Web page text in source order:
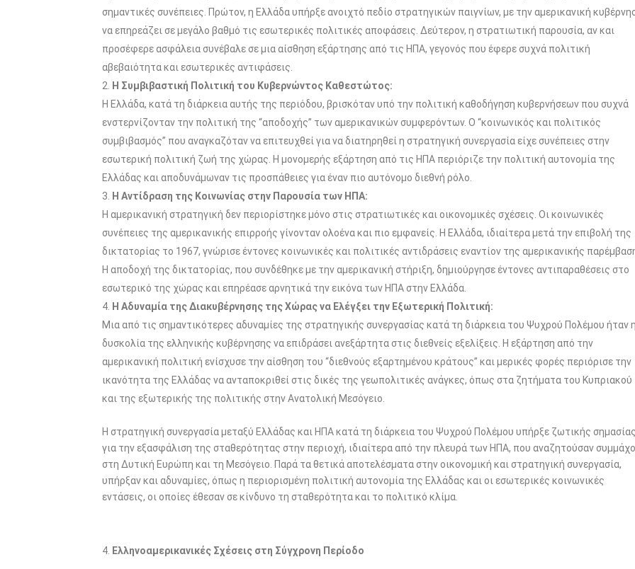
σημαντικές συνέπειες. Πρώτον, η Ελλάδα υπήρξε ανοιχτό πεδίο στρατηγικών παιγνίων, με την αμερικανική
να επηρεάζει σε μεγάλο βαθμό τις εσωτερικές πολιτικές αποφάσεις. Δεύτερον, η στρατιωτική παρουσία, αν και
προσέφερε ασφάλεια συνέβαλε σε μια αίσθηση εξάρτησης από τις ΗΠΑ, γεγονός που έφερε συχνά πολιτική
αβεβαιότητα και εσωτερικές αντιφάσεις.
Η Συμβιβαστική Πολιτική του Κυβερνώντος Καθεστώτος:
Η Ελλάδα, κατά τη διάρκεια αυτής της περιόδου, βρισκόταν υπό την πολιτική καθοδήγηση κυβερνήσεων που συχνά
ενστερνίζονταν την πολιτική της “αποδοχής” των αμερικανικών συμφερόντων. Ο “κοινωνικός και πολιτικός
συμβιβασμός” που αναγκαζόταν να επιτευχθεί για να διατηρηθεί η στρατηγική συνεργασία είχε συνέπειες στην
εσωτερική πολιτική ζωή της χώρας. Η μονομερής εξάρτηση από τις ΗΠΑ περιόριζε την πολιτική αυτονομία της
Ελλάδας και αποδυνάμωναν τις προσπάθειες για έναν πιο αυτόνομο διεθνή ρόλο.
Η Αντίδραση της Κοινωνίας στην Παρουσία των ΗΠΑ:
Η αμερικανική στρατηγική δεν περιορίστηκε μόνο στις στρατιωτικές και οικονομικές σχέσεις. Οι κοινωνικές
συνέπειες της αμερικανικής επιρροής γίνονταν ολοένα και πιο εμφανείς. Η Ελλάδα, ιδιαίτερα μετά την επιβολή της
δικτατορίας το 1967, γνώρισε έντονες κοινωνικές και πολιτικές αντιδράσεις εναντίον της αμερικανικής
Η αποδοχή της δικτατορίας, που συνδέθηκε με την αμερικανική στήριξη, δημιούργησε έντονες αντιπαραθέσεις στο
εσωτερικό της χώρας και επηρέασε αρνητικά την εικόνα των ΗΠΑ στην Ελλάδα.
Η Αδυναμία της Διακυβέρνησης της Χώρας να Ελέγξει την Εξωτερική Πολιτική:
Μια από τις σημαντικότερες αδυναμίες της στρατηγικής συνεργασίας κατά τη διάρκεια του Ψυχρού Πολέμου ήταν η
δυσκολία της ελληνικής κυβέρνησης να επιδράσει ανεξάρτητα στις διεθνείς εξελίξεις. Η εξάρτηση από την
αμερικανική πολιτική ενίσχυσε την αίσθηση του “διεθνούς εξαρτημένου κράτους” και μερικές φορές περιόρισε την
ικανότητα της Ελλάδας να ανταποκριθεί στις δικές της γεωπολιτικές ανάγκες, όπως στα ζητήματα του Κυπριακού
και της εξωτερικής της πολιτικής στην Ανατολική Μεσόγειο.
Η στρατηγική συνεργασία μεταξύ Ελλάδας και ΗΠΑ κατά τη διάρκεια του Ψυχρού Πολέμου υπήρξε ζωτικής σημασίας
για την εξασφάλιση της σταθερότητας στην περιοχή, ιδιαίτερα από την πλευρά των ΗΠΑ, που αναζητούσαν
στη Δυτική Ευρώπη και τη Μεσόγειο. Παρά τα θετικά αποτελέσματα στην οικονομική και στρατηγική συνεργασία,
υπήρξαν και αδυναμίες, όπως η περιορισμένη πολιτική αυτονομία της Ελλάδας και οι εσωτερικές κοινωνικές
εντάσεις, οι οποίες έθεσαν σε κίνδυνο τη σταθερότητα και το πολιτικό κλίμα.
Ελληνοαμερικανικές Σχέσεις στη Σύγχρονη Περίοδο